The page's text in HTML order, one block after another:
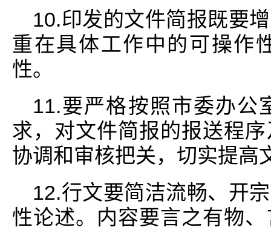
10.印发的文件简报既要
重在具体工作中的可操作
性。
11.要严格按照市委办公
求，对文件简报的报送程
协调和审核把关，切实提高
12.行文要简洁流畅、开
性论述。内容要言之有物